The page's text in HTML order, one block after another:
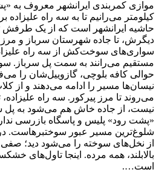
کیلومتر می‌رانیم تا به سه راه علیزاده
حاشیه ایرانشهر است که از یک طرفش
دیگرش، تا جاده شهرستان سرباز و مرز
سواری‌های سوخت‌کش از سه راه
مستقیم می‌رانند به سمت پل سرباز.
حوالی کافه بلوچی، گازوییل‌شان را
نیسان‌ها مسیر را ادامه می‌دهند و از
می‌روند تا مرز پیرکور. سه راه
نیست، از جاده خاش هم می‌شود به پل
«پشت رود» پلیس و پاسگاه بازرسی
شلوغ‌ترین مسیر عبور سوختبرهاست.
از نخل‌های سوخته را می‌شود دید؛
بالابلند، همه مرده. اینجا تاول‌های
است….